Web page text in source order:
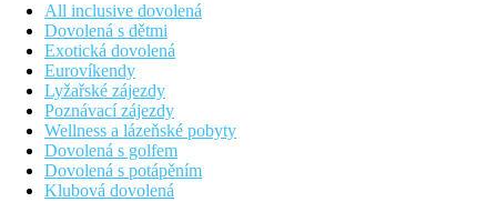
All inclusive dovolená
Dovolená s dětmi
Exotická dovolená
Eurovíkendy
Lyžařské zájezdy
Poznávací zájezdy
Wellness a lázeňské pobyty
Dovolená s golfem
Dovolená s potápěním
Klubová dovolená